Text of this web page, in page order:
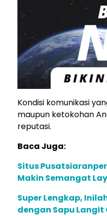
Kondisi komunikasi
maupun ketokohan
reputasi.
Baca Juga:
Situs
Makin Semangat
Super Lengkap,
dengan Sapu